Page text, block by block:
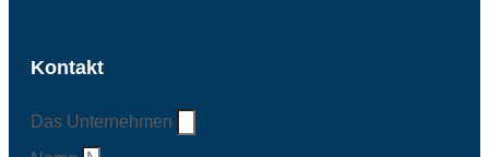
Kontakt
Das Unternehmen